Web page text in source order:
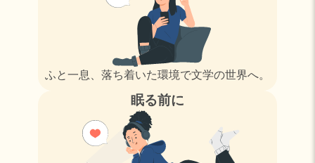
ふと一息、落ち着いた環境で文学の世界へ。
眠る前に